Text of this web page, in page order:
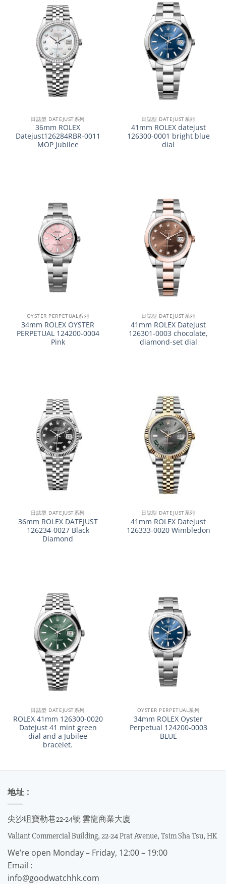
日誌型 DATEJUST系列
36mm ROLEX
Datejust126284RBR-0011
MOP Jubilee
日誌型 DATEJUST系列
41mm ROLEX datejust
126300-0001 bright blue
dial
OYSTER PERPETUAL系列
34mm ROLEX OYSTER
PERPETUAL 124200-0004
Pink
日誌型 DATEJUST系列
41mm ROLEX Datejust
126301-0003 chocolate,
diamond-set dial
日誌型 DATEJUST系列
36mm ROLEX DATEJUST
126234-0027 Black
Diamond
日誌型 DATEJUST系列
41mm ROLEX Datejust
126333-0020 Wimbledon
日誌型 DATEJUST系列
ROLEX 41mm 126300-0020
Datejust 41 mint green
dial and a Jubilee
bracelet.
OYSTER PERPETUAL系列
34mm ROLEX Oyster
Perpetual 124200-0003
BLUE
地址 :
尖沙咀寶勒巷22-24號 雲龍商業大廈
Valiant Commercial Building, 22-24 Prat Avenue, Tsim Sha Tsu, HK
We’re open Monday – Friday, 12:00 – 19:00
Email :
info@goodwatchhk.com